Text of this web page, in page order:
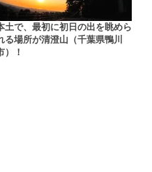
土で、最初に初日の出を眺めら
る場所が清澄山（千葉県鴨川
）！